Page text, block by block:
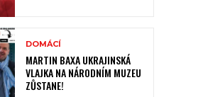
DOMÁCÍ
MARTIN BAXA UKRAJINSKÁ
VLAJKA NA NÁRODNÍM MUZEU
ZŮSTANE!